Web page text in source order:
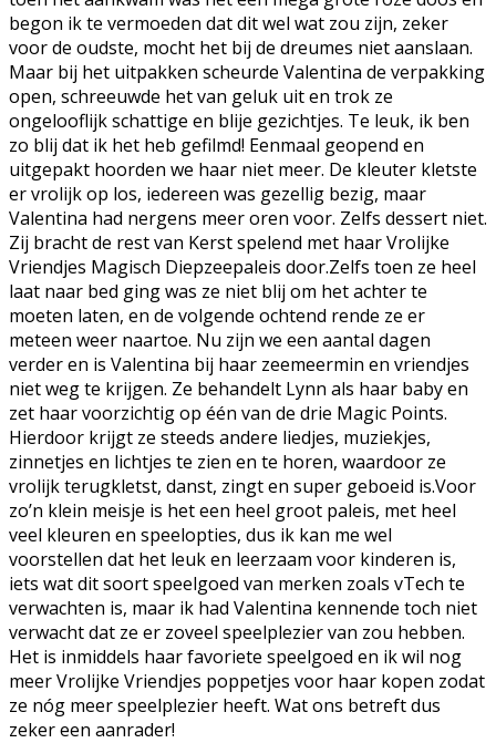
begon ik te vermoeden dat dit wel wat zou zijn, zeker
voor de oudste, mocht het bij de dreumes niet aanslaan.
Maar bij het uitpakken scheurde Valentina de verpakking
open, schreeuwde het van geluk uit en trok ze
ongelooflijk schattige en blije gezichtjes. Te leuk, ik ben
zo blij dat ik het heb gefilmd! Eenmaal geopend en
uitgepakt hoorden we haar niet meer. De kleuter kletste
er vrolijk op los, iedereen was gezellig bezig, maar
Valentina had nergens meer oren voor. Zelfs dessert niet.
Zij bracht de rest van Kerst spelend met haar Vrolijke
Vriendjes Magisch Diepzeepaleis door.Zelfs toen ze heel
laat naar bed ging was ze niet blij om het achter te
moeten laten, en de volgende ochtend rende ze er
meteen weer naartoe. Nu zijn we een aantal dagen
verder en is Valentina bij haar zeemeermin en vriendjes
niet weg te krijgen. Ze behandelt Lynn als haar baby en
zet haar voorzichtig op één van de drie Magic Points.
Hierdoor krijgt ze steeds andere liedjes, muziekjes,
zinnetjes en lichtjes te zien en te horen, waardoor ze
vrolijk terugkletst, danst, zingt en super geboeid is.Voor
zo’n klein meisje is het een heel groot paleis, met heel
veel kleuren en speelopties, dus ik kan me wel
voorstellen dat het leuk en leerzaam voor kinderen is,
iets wat dit soort speelgoed van merken zoals vTech te
verwachten is, maar ik had Valentina kennende toch niet
verwacht dat ze er zoveel speelplezier van zou hebben.
Het is inmiddels haar favoriete speelgoed en ik wil nog
meer Vrolijke Vriendjes poppetjes voor haar kopen zodat
ze nóg meer speelplezier heeft. Wat ons betreft dus
zeker een aanrader!